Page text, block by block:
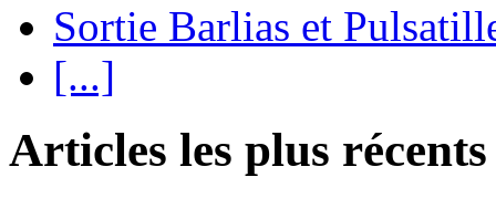
Sortie Barlias et
[...]
Articles les plus récents